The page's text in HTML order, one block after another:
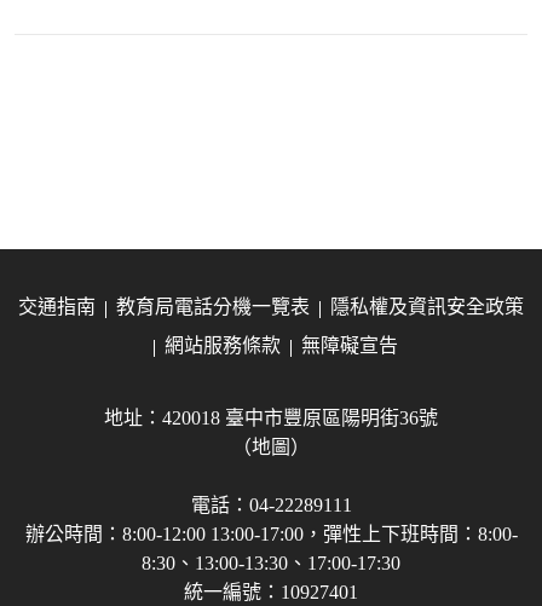
交通指南 教育局電話分機一覽表
隱私權及資訊安全政策
網站服務條款
無障礙宣告
地址：420018 臺中市豐原區陽明街36號
（地圖）
電話：04-22289111
辦公時間：8:00-12:00 13:00-17:00，彈性上下班時間：8:00-
8:30、13:00-13:30、17:00-17:30
統一編號：10927401